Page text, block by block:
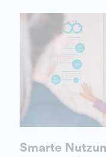
Smarte